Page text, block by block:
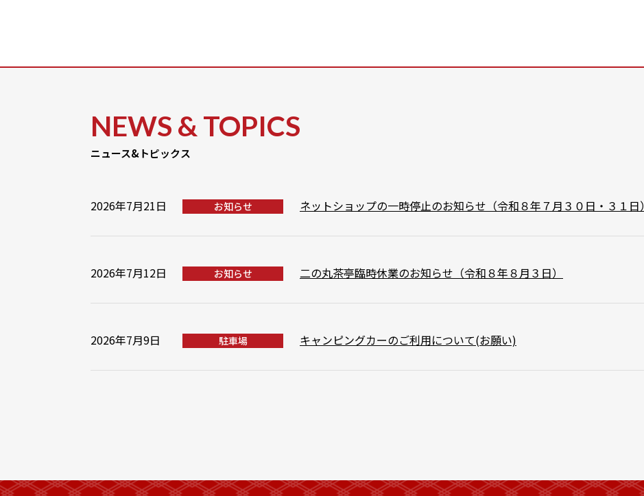
NEWS & TOPICS
ニュース&トピックス
2026年7月21日 お知らせ ネットショップの一時停止のお知らせ（令和８年７月３０日・３１日）
2026年7月12日 お知らせ 二の丸茶亭臨時休業のお知らせ（令和８年８月３日）
2026年7月9日 駐車場 キャンピングカーのご利用について(お願い)